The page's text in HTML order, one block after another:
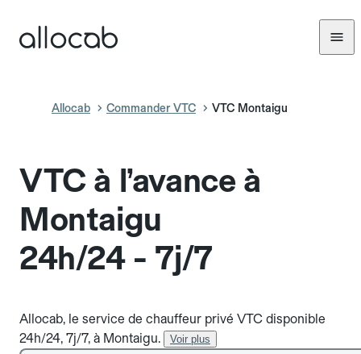
Allocab Commander VTC VTC Montaigu
VTC à l’avance à
Montaigu
24h/24 - 7j/7
Allocab, le service de chauffeur privé VTC disponible
24h/24, 7j/7, à Montaigu.
Voir plus